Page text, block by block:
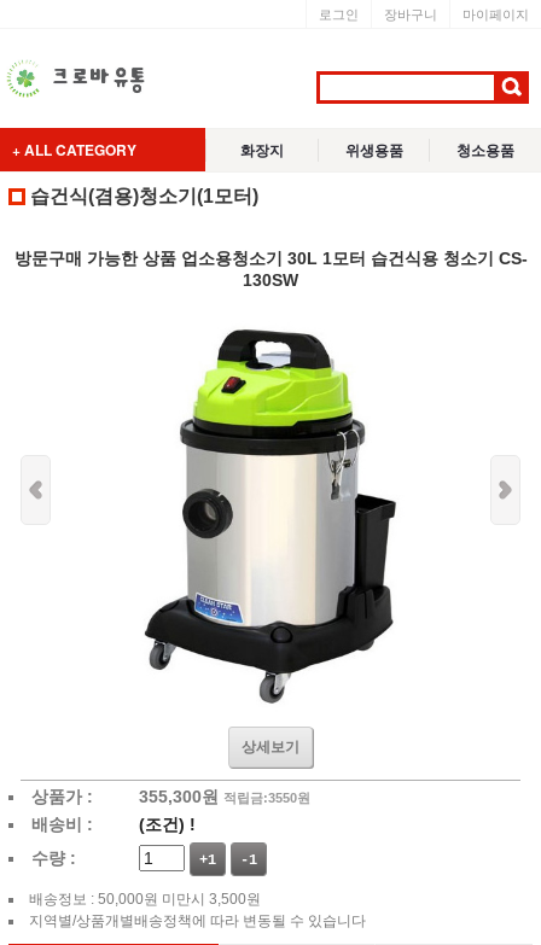
로그인 장바구니 마이페이지
+ ALL CATEGORY 화장지 위생용품 청소용품
습건식(겸용)청소기(1모터)
방문구매 가능한 상품 업소용청소기 30L 1모터 습건식용 청소기 CS-
130SW
상세보기
상품가 : 355,300원 적립금:3550원
배송비 : (조건) !
수량 :
+1 -1
배송정보 : 50,000원 미만시 3,500원
지역별/상품개별배송정책에 따라 변동될 수 있습니다